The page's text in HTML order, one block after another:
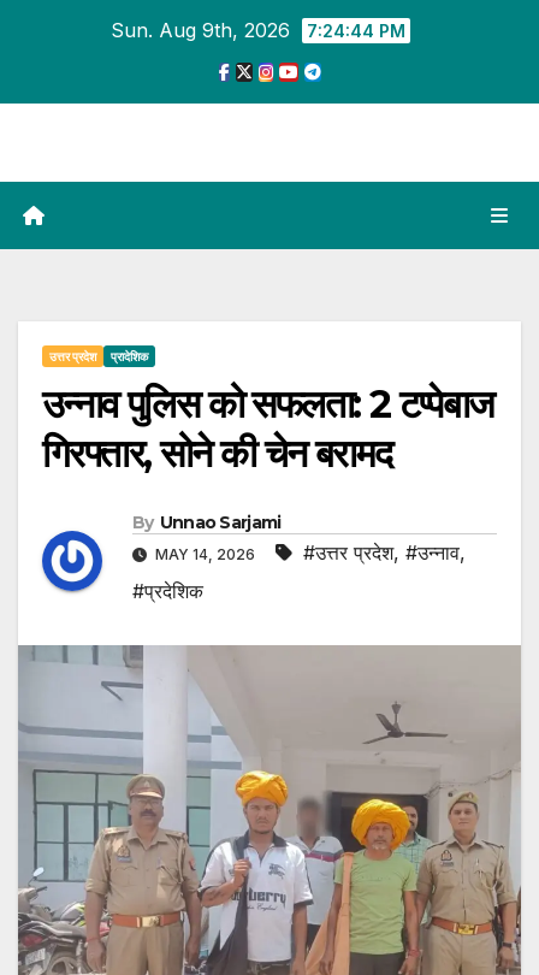
Sun. Aug 9th, 2026 7:24:45 PM
उत्तर प्रदेश प्रादेशिक
उन्नाव पुलिस को सफलता: 2 टप्पेबाज
गिरफ्तार, सोने की चेन बरामद
By Unnao Sarjami
MAY 14, 2026 #उत्तर प्रदेश, #उन्नाव,
#प्रदेशिक